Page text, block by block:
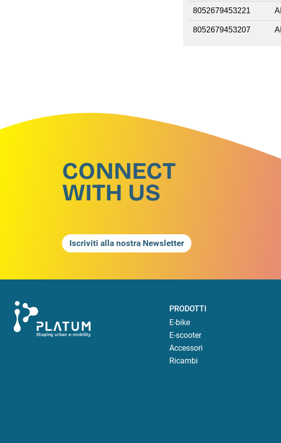
8052679453221
8052679453207
CONNECT
WITH US
Iscriviti alla nostra Newsletter
PRODOTTI
E-bike
E-scooter
Accessori
Ricambi